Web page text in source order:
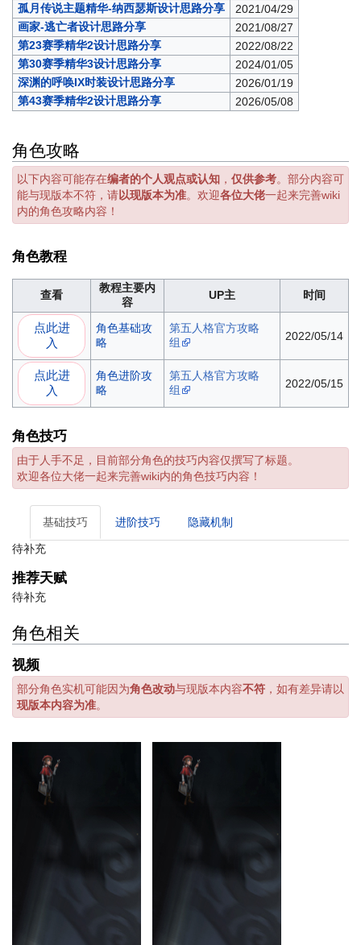
孤月传说主题精华-纳西瑟斯设计思路分享
2021/04/29
画家-逃亡者设计思路分享
2021/08/27
第23赛季精华2设计思路分享
2022/08/22
第30赛季精华3设计思路分享
2024/01/05
深渊的呼唤IX时装设计思路分享
2026/01/19
第43赛季精华2设计思路分享
2026/05/08
角色攻略
以下内容可能存在编者的个人观点或认知 ， 仅供参考。部分内容可
能与现版本不符，请以现版本为准。欢迎各位大佬一起来完善wiki
内的角色攻略内容！
角色教程
查看
教程主要内
容
UP主 时间
点此进
入
角色基础攻
略
第五人格官方攻略
组
2022/05/14
点此进
入
角色进阶攻
略
第五人格官方攻略
组
2022/05/15
角色技巧
由于人手不足，目前部分角色的技巧内容仅撰写了标题。
欢迎各位大佬一起来完善wiki内的角色技巧内容！
基础技巧 进阶技巧 隐藏机制
待补充
推荐天赋
待补充
角色相关
视频
部分角色实机可能因为角色改动与现版本内容不符 ，如有差异请以
现版本内容为准。